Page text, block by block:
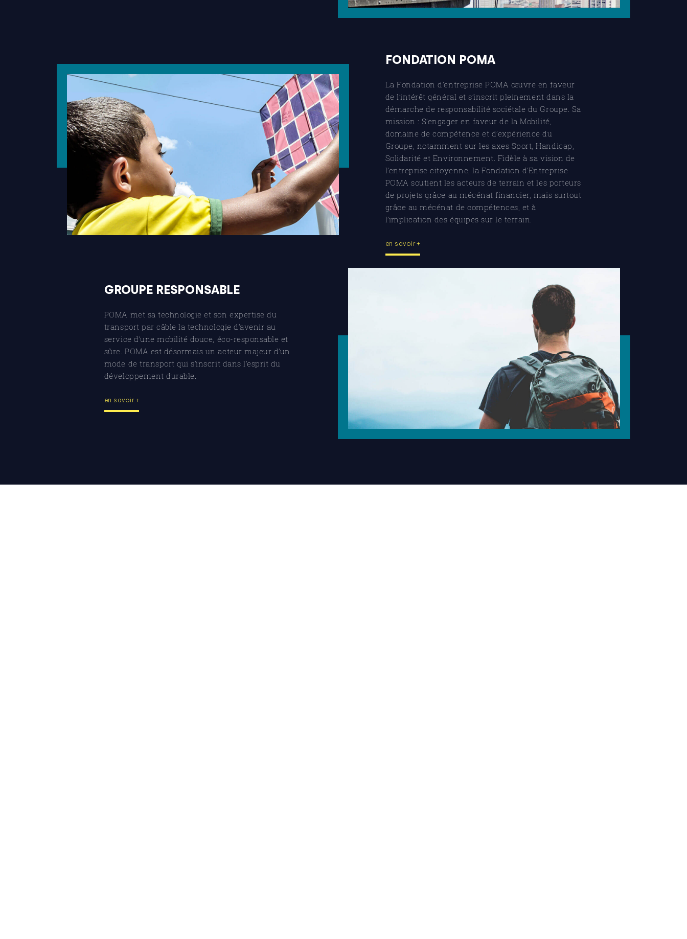
FONDATION POMA
La Fondation d’entreprise POMA œuvre en faveur
de l’intérêt général et s’inscrit pleinement dans la
démarche de responsabilité sociétale du Groupe. Sa
mission : S’engager en faveur de la Mobilité,
domaine de compétence et d’expérience du
Groupe, notamment sur les axes Sport, Handicap,
Solidarité et Environnement. Fidèle à sa vision de
l’entreprise citoyenne, la Fondation d’Entreprise
POMA soutient les acteurs de terrain et les porteurs
de projets grâce au mécénat financier, mais surtout
grâce au mécénat de compétences, et à
l’implication des équipes sur le terrain.
en savoir +
GROUPE RESPONSABLE
POMA met sa technologie et son expertise du
transport par câble la technologie d’avenir au
service d’une mobilité douce, éco-responsable et
sûre. POMA est désormais un acteur majeur d’un
mode de transport qui s’inscrit dans l’esprit du
développement durable.
en savoir +